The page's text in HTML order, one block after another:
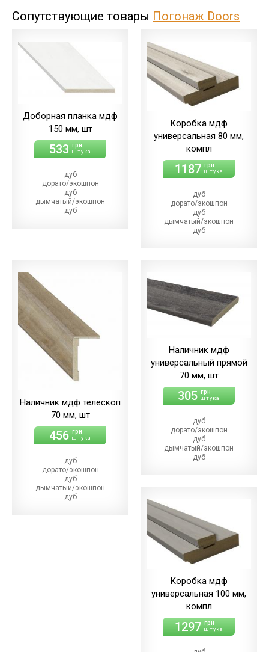
Сопутствующие товары Погонаж Doors
Доборная планка мдф
150 мм, шт
533 грн
штука
дуб
дорато/экошпон
дуб
дымчатый/экошпон
дуб
светлый/экошпон
шале/ПВХ
(+10.00 грн)
Коробка мдф
универсальная 80 мм,
компл
1187 грн
штука
дуб
дорато/экошпон
дуб
дымчатый/экошпон
дуб
мерсо/ПВХ
(+64.00 грн)
дуб
светлый/экошпон
дуб
Наличник мдф телескоп
70 мм, шт
456 грн
штука
дуб
дорато/экошпон
дуб
дымчатый/экошпон
дуб
Наличник мдф
универсальный прямой
70 мм, шт
305 грн
штука
дуб
дорато/экошпон
дуб
дымчатый/экошпон
дуб
мерсо/ПВХ
(+21.00 грн)
дуб
светлый/экошпон
дуб
шале/ПВХ
(+21.00 грн)
Коробка мдф
универсальная 100 мм,
компл
1297 грн
штука